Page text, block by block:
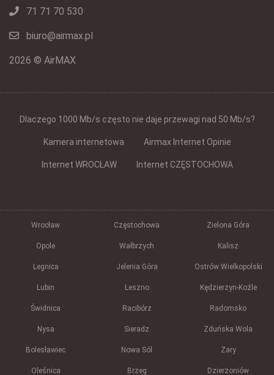
71 71 70 530
biuro@airmax.pl
2026 © AirMAX
Dlaczego 1000 Mb/s często nie daje przewagi nad 50 Mb/s?
Kamera internetowa Airmax Internet Opinie
Internet WROCŁAW Internet CZĘSTOCHOWA
Wrocław Częstochowa Zielona Góra
Opole Wałbrzych Kalisz
Legnica Jelenia Góra Ostrów Wielkopolski
Lubin Leszno Kędzierzyn-Koźle
Świdnica Racibórz Radomsko
Nysa Sieradz Zduńska Wola
Bolesławiec Nowa Sól Żary
Oleśnica Brzeg Dzierżoniów